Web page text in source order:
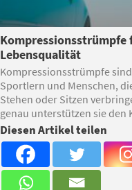
Kompressionsstrümpfe
Lebensqualität
Kompressionsstrümpfe
Sportlern und Menschen,
Stehen oder Sitzen
genau unterstützen sie den
Diesen Artikel teilen